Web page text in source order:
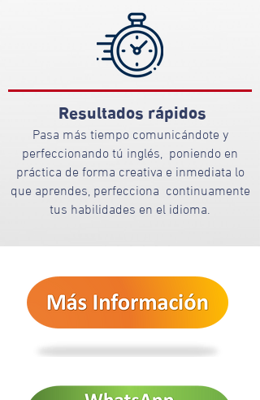
Resultados rápidos
Pasa más tiempo comunicándote y
perfeccionando tú inglés, poniendo en
práctica de forma creativa e inmediata lo
que aprendes, perfecciona continuamente
tus habilidades en el idioma.